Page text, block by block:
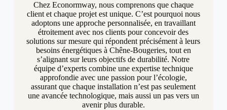
Chez Econormway, nous comprenons que chaque
client et chaque projet est unique. C’est pourquoi nous
adoptons une approche personnalisée, en travaillant
étroitement avec nos clients pour concevoir des
solutions sur mesure qui répondent précisément à leurs
besoins énergétiques à Chêne-Bougeries, tout en
s’alignant sur leurs objectifs de durabilité. Notre
équipe d’experts combine une expertise technique
approfondie avec une passion pour l’écologie,
assurant que chaque installation n’est pas seulement
une avancée technologique, mais aussi un pas vers un
avenir plus durable.